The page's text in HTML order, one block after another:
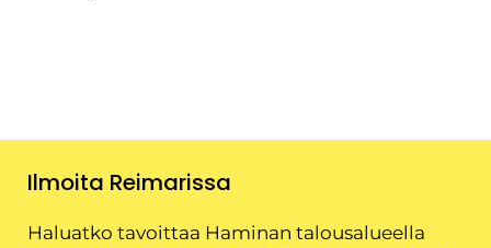
Ilmoita Reimarissa
Haluatko tavoittaa Haminan talousalueella